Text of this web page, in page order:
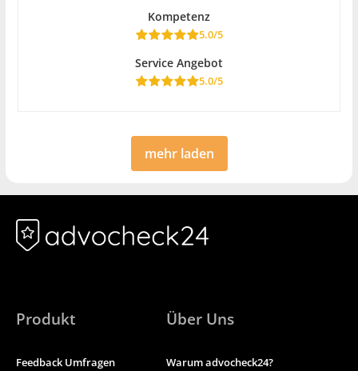
Kompetenz
5.0/5
Service Angebot
5.0/5
mehr laden
Produkt
Feedback Umfragen
Über Uns
Warum advocheck24?